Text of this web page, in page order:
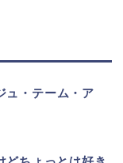
ュ・テーム・ア